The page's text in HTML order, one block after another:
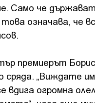
Само че
означава, че
премиерът
сряда. „Виждате
вдига огромна